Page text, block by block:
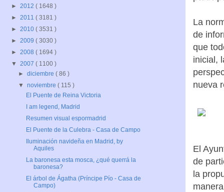
La
de
que
inicial,
nueva
El
de
la
► 2012 ( 1648 )
► 2011 ( 3181 )
► 2010 ( 3531 )
► 2009 ( 3030 )
► 2008 ( 1694 )
▼ 2007 ( 1100 )
►diciembre( 86 )
▼noviembre( 115 )
El Puente de Reina Victoria
I am legend, Madrid
Resumen visual espormadrid
El Puente de la Culebra - Casa de Campo
Iluminación navideña en Madrid, by
Aquiles
La baronesa esta mosca, ¿qué querrá la
baronesa?
El árbol de Ágatha (Príncipe Pío - Casa de
Campo)